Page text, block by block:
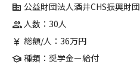
corporate_fare 公益財団法人酒井CHS振興財団
group人数：30人
currency_yen 総額/人：36万円
school 種類：奨学金ー給付